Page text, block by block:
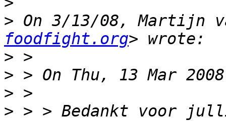
> On 3/13/08, Martijn
foodfight.org
>
>
>
> > > Bedankt voor